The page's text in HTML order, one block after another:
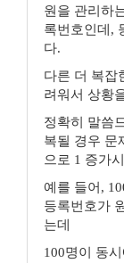
원을 관리하
록번호인데,
다.
다른 더 복잡
려워서 상황
정확히 말씀
복될 경우 문
으로 1 증가
예를 들어,
등록번호가
는데
100명이 동